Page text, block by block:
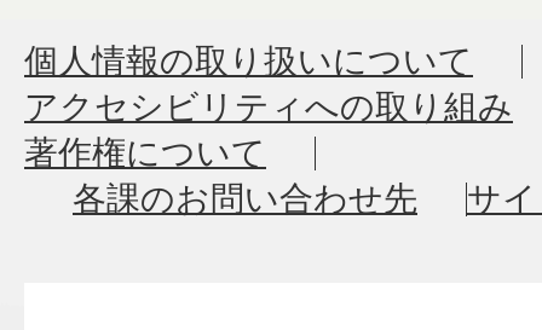
個人情報の取り扱いについて
アクセシビリティへの取り組み
著作権について
各課のお問い合わせ先
サ